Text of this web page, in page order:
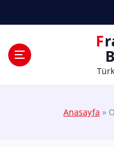
Franchise
Anasayfa »